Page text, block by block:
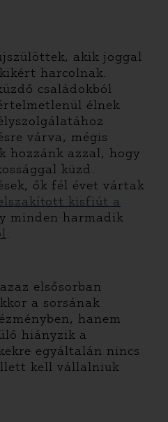
akik joggal
harcolnak.
családokból
élnek
várva, mégis
hozzánk azzal, hogy
küzd.
ők fél évet vártak
kisfiút a
minden harmadik
.
elsősorban
a sorsának
hanem
hiányzik a
egyáltalán nincs
kell vállalniuk